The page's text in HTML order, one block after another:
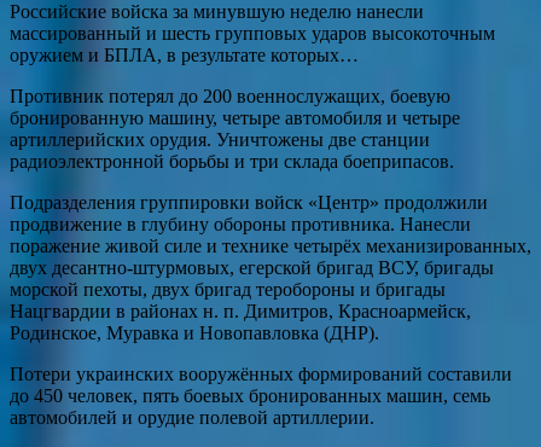
Российские войска за минувшую неделю нанесли
массированный и шесть групповых ударов высокоточным
оружием и БПЛА, в результате которых…
Противник потерял до 200 военнослужащих, боевую
бронированную машину, четыре автомобиля и четыре
артиллерийских орудия. Уничтожены две станции
радиоэлектронной борьбы и три склада боеприпасов.
Подразделения группировки войск «Центр» продолжили
продвижение в глубину обороны противника. Нанесли
поражение живой силе и технике четырёх механизированных,
двух десантно-штурмовых, егерской бригад ВСУ, бригады
морской пехоты, двух бригад теробороны и бригады
Нацгвардии в районах н. п. Димитров, Красноармейск,
Родинское, Муравка и Новопавловка (ДНР).
Потери украинских вооружённых формирований составили
до 450 человек, пять боевых бронированных машин, семь
автомобилей и орудие полевой артиллерии.